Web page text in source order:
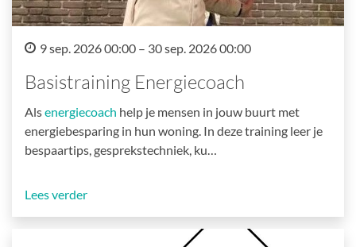
9 sep. 2026 00:00 – 30 sep. 2026 00:00
Basistraining Energiecoach
Alsenergiecoach help je mensen in jouw buurt met
energiebesparing in hun woning. In deze training leer je
bespaartips, gesprekstechniek, ku…
Lees verder